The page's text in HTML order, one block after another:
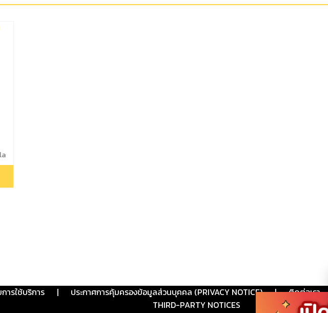
การใช้บริการ | ประกาศการคุ้มครองข้อมูลส่วนบุคคล (PRIVACY NOTICE) | ติดต่อเรา
THIRD-PARTY NOTICES